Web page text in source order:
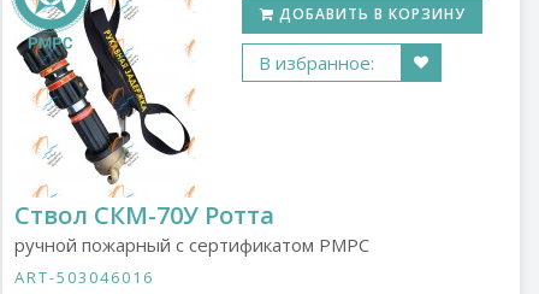
ДОБАВИТЬ В КОРЗИНУ
В избранное:
Ствол СКМ-70У Ротта
ручной пожарный с сертификатом РМРС
ART-503046016